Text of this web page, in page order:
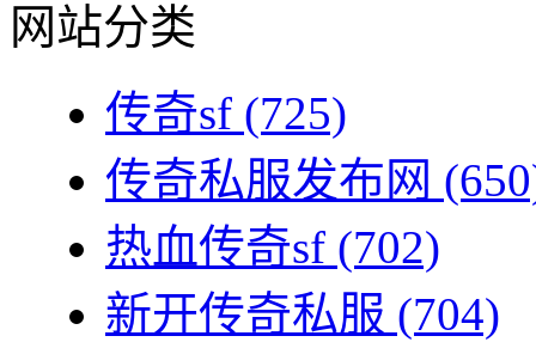
网站分类
传奇sf (725)
传奇私服发布网
热血传奇sf (702)
新开传奇私服 (704)